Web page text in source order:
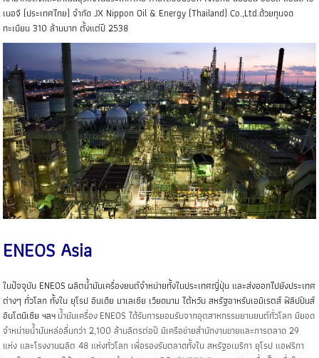
เนอจี (ประเทศไทย) จำกัด JX Nippon Oil & Energy (Thailand) Co.,Ltd.ด้วยทุนจด
ทะเบียน 310 ล้านบาท ตั้งแต่ปี 2538
ENEOS Asia
ในปัจจุบัน ENEOS ผลิตน้ำมันเครื่องยนต์จำหน่ายทั้งในประเทศญี่ปุ่น และส่งออกไปยังประเทศ
ต่างๆ ทั่วโลก ทั้งใน ยุโรป อินเดีย มาเลเซีย เวียดนาม ไต้หวัน สหรัฐอาหรับเอมิเรตส์ ฟิลิปปินส์
อินโดนีเซีย ฯลฯน้ำมันเครื่องENEOS ได้รับการยอมรับจากอุตสาหกรรมยานยนต์ทั่วโลก มียอด
จำหน่ายน้ำมันหล่อลื่นกว่า 2,100 ล้านลิตรต่อปี มีเครือข่ายสำนักงานขายและการตลาด 29
แห่ง และโรงงานผลิต 48 แห่งทั่วโลก เพื่อรองรับตลาดทั้งใน สหรัฐอเมริกา ยุโรป แอฟริกา